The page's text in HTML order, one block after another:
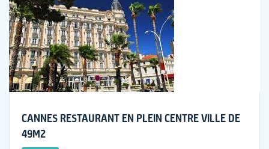
CANNES RESTAURANT EN PLEIN CENTRE VILLE DE
49M2